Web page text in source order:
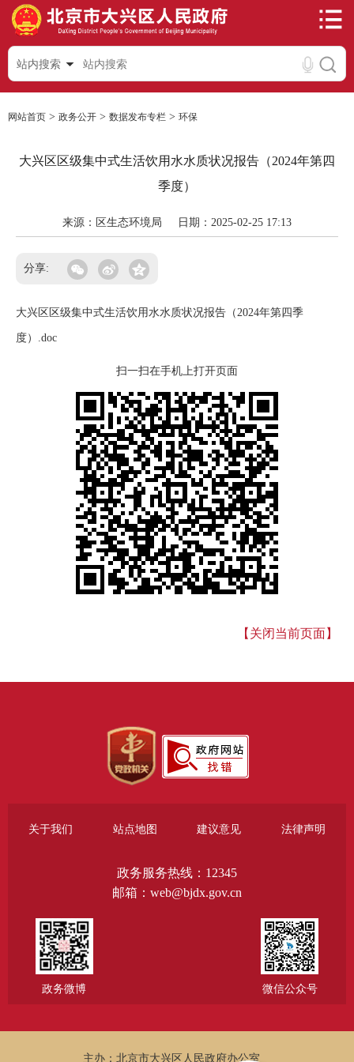
站内搜索
网站首页 > 政务公开 > 数据发布专栏 > 环保
大兴区区级集中式生活饮用水水质状况报告（2024年第四
季度）
来源：区生态环境局 日期：2025-02-25 17:13
分享:
大兴区区级集中式生活饮用水水质状况报告（2024年第四季
度）.doc
扫一扫在手机上打开页面
【关闭当前页面】
关于我们 站点地图 建议意见 法律声明
政务服务热线：12345
邮箱：web@bjdx.gov.cn
政务微博 微信公众号
主办：北京市大兴区人民政府办公室